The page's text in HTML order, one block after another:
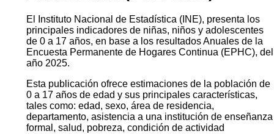
El Instituto Nacional de Estadística (INE), presenta los
principales indicadores de niñas, niños y adolescentes
de 0 a 17 años, en base a los resultados Anuales de la
Encuesta Permanente de Hogares Continua (EPHC), del
año 2025.
Esta publicación ofrece estimaciones de la población de
0 a 17 años de edad y sus principales características,
tales como: edad, sexo, área de residencia,
departamento, asistencia a una institución de enseñanza
formal, salud, pobreza, condición de actividad